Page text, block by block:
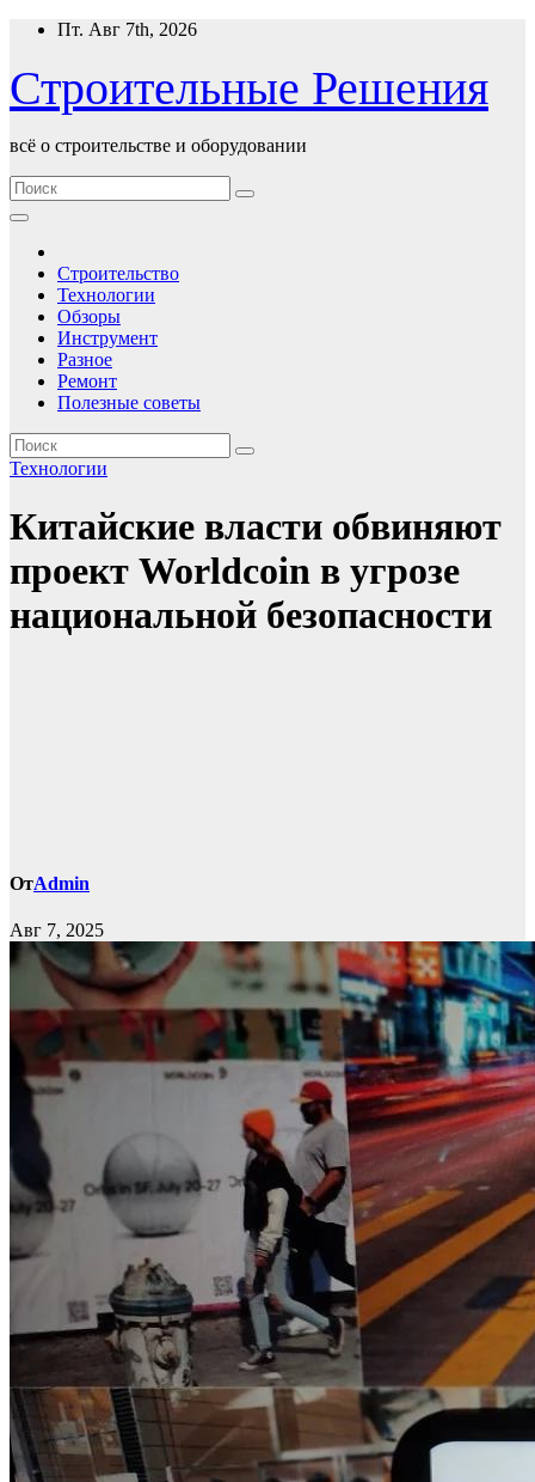
Перейти
содержимому
Пт. Авг 7th, 2026
Строительные Решения
всё о строительстве и оборудовании
Строительство
Технологии
Обзоры
Инструмент
Разное
Ремонт
Полезные советы
Технологии
Китайские власти обвиняют
проект Worldcoin в угрозе
национальной безопасности
ОтAdmin
Авг 7, 2025